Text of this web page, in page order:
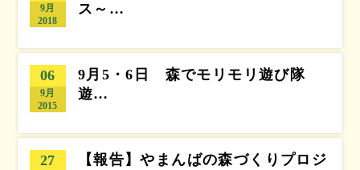
9月
2018
ス～…
06
9月
2015
9月5・6日 森でモリモリ遊び隊
遊…
27
【報告】やまんばの森づくりプロジ